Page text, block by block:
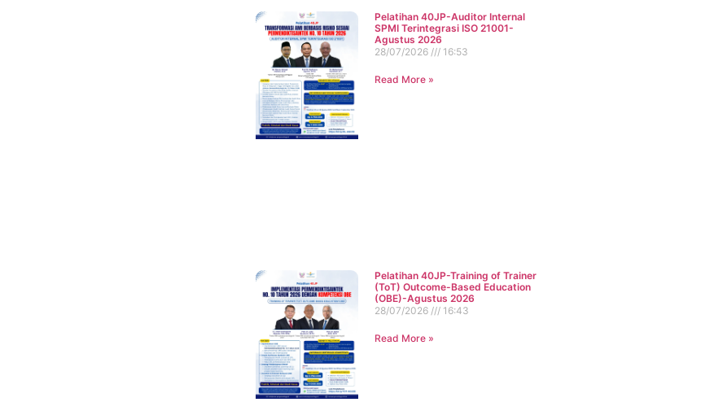
Pelatihan 40JP-Auditor Internal
SPMI Terintegrasi ISO 21001-
Agustus 2026
28/07/2026
16:53
Read More »
Pelatihan 40JP-Training of Trainer
(ToT) Outcome-Based Education
(OBE)-Agustus 2026
28/07/2026
16:43
Read More »